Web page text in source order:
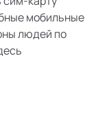
мобильные
людей по